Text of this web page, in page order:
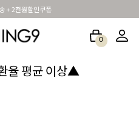
+ 2천원할인쿠폰
0
썸머여행룩 아울렛
율 평균 이상▲